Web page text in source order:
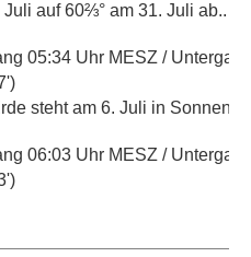
Juli auf 60⅔° am 31. Juli ab..
05:34 Uhr MESZ /
steht am 6. Juli in
06:03 Uhr MESZ /